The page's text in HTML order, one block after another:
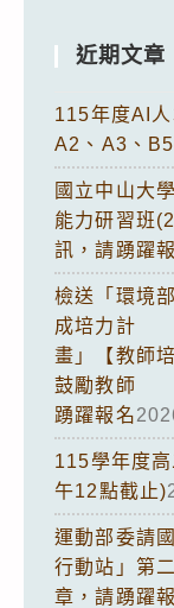
近期文章
115年度AI
A2、A3、
國立中山大
能力研習班
訊，請踴躍
檢送「環境
成培力計
畫」【教師
鼓勵教師
踴躍報名
115學年度
午12點截止)
運動部委請
行動站」第
章，請踴躍